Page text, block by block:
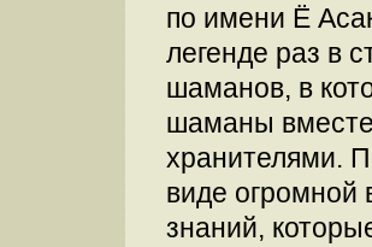
по имени Ё
легенде раз в
шаманов, в
шаманы
хранителями.
виде огромной
знаний,